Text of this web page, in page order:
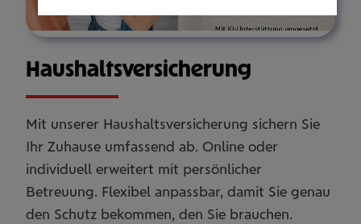
Haus­halts­ver­si­che­rung
Mit unserer Haushaltsversicherung sichern Sie
Ihr Zuhause umfassend ab. Online oder
individuell erweitert mit persönlicher
Betreuung. Flexibel anpassbar, damit Sie genau
den Schutz bekommen, den Sie brauchen.